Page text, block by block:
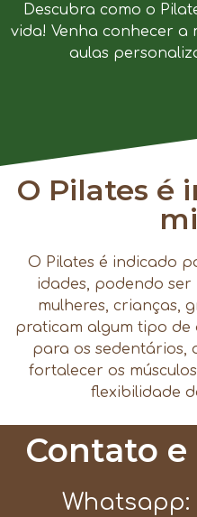
Descubra como o
vida! Venha conhecer a
aulas
O Pilates é
O Pilates é indicado
idades, podendo
mulheres, crianças,
praticam algum tipo de
para os sedentários,
fortalecer os
flexibilidade
Contato
Whatsapp: